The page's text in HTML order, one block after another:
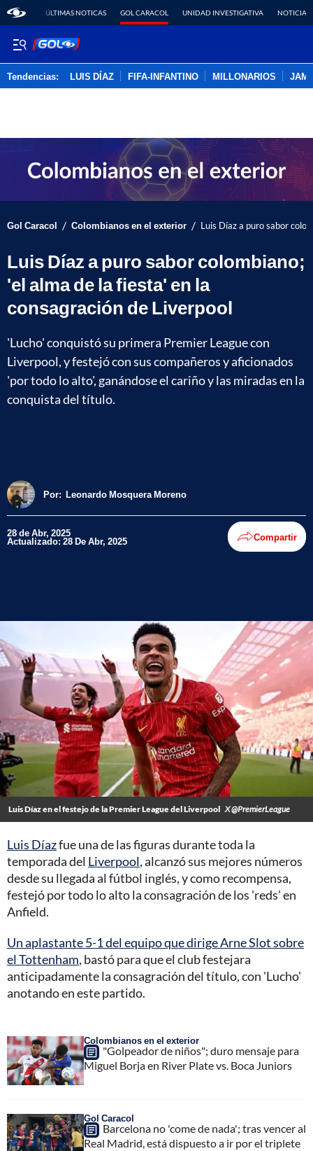
ÚLTIMAS NOTICAS GOL CARACOL UNIDAD INVESTIGATIVA NOTICIAS
Tendencias: LUIS DÍAZ FIFA-INFANTINO MILLONARIOS
Gol Caracol / Colombianos en el exterior / Luis Díaz a puro sabor
Luis Díaz a puro sabor colombiano;
'el alma de la fiesta' en la
consagración de Liverpool
'Lucho' conquistó su primera Premier League con
Liverpool, y festejó con sus compañeros y aficionados
'por todo lo alto', ganándose el cariño y las miradas en la
conquista del título.
Por: Leonardo Mosquera Moreno
28 de Abr, 2025
Actualizado: 28 De Abr, 2025 Compartir
Luis Díaz en el festejo de la Premier League del Liverpool X @PremierLeague
Luis Díazfue una de las figuras durante toda la
temporada del Liverpool, alcanzó sus mejores números
desde su llegada al fútbol inglés, y como recompensa,
festejó por todo lo alto la consagración de los 'reds' en
Anfield.
Un aplastante 5-1 del equipo que dirige Arne Slot sobre
el Tottenham, bastó para que el club festejara
anticipadamente la consagración del título, con 'Lucho'
anotando en este partido.
Colombianos en el exterior
"Golpeador de niños"; duro mensaje para
Miguel Borja en River Plate vs. Boca Juniors
Gol Caracol
Barcelona no 'come de nada'; tras vencer al
Real Madrid, está dispuesto a ir por el triplete